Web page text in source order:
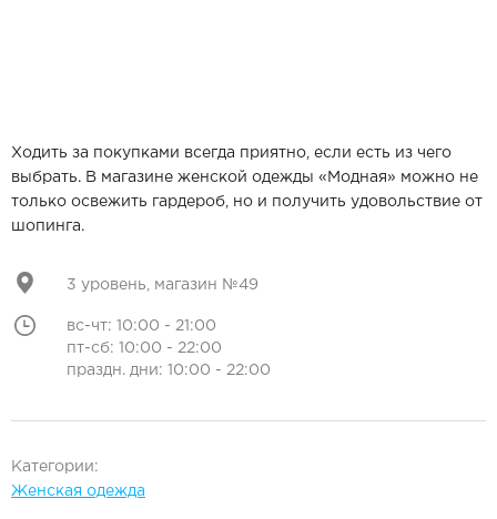
Ходить за покупками всегда приятно, если есть из чего
выбрать. В магазине женской одежды «Модная» можно не
только освежить гардероб, но и получить удовольствие от
шопинга.
3 уровень, магазин №49
вс-чт: 10:00 - 21:00
пт-сб: 10:00 - 22:00
праздн. дни: 10:00 - 22:00
Категории:
Женская одежда